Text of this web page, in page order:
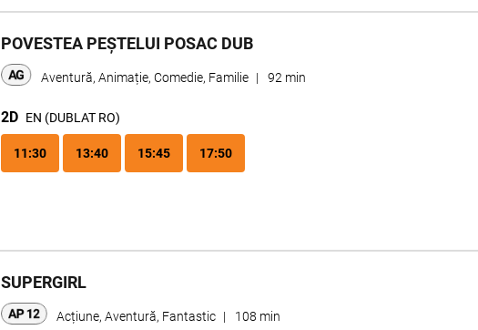
POVESTEA PEȘTELUI POSAC DUB
Aventură, Animație, Comedie, Familie | 92 min
2D EN (DUBLAT RO)
11:30 13:40 15:45 17:50
SUPERGIRL
Acțiune, Aventură, Fantastic | 108 min